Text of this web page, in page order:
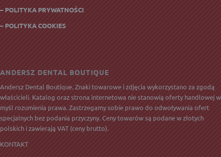
– POLITYKA PRYWATNOŚCI
– POLITYKA COOKIES
ANDERSZ DENTAL BOUTIQUE
Andersz Dental Boutique. Znaki towarowe i zdjęcia wykorzystano za zgodą
właścicieli. Katalog oraz strona internetowa nie stanowią oferty handlowej w
myśl rozumienia prawa. Zastrzegamy sobie prawo do odwoływania ofert
specjalnych bez podania przyczyny. Ceny towarów są podane w złotych
polskich i zawierają VAT(ceny brutto).
KONTAKT